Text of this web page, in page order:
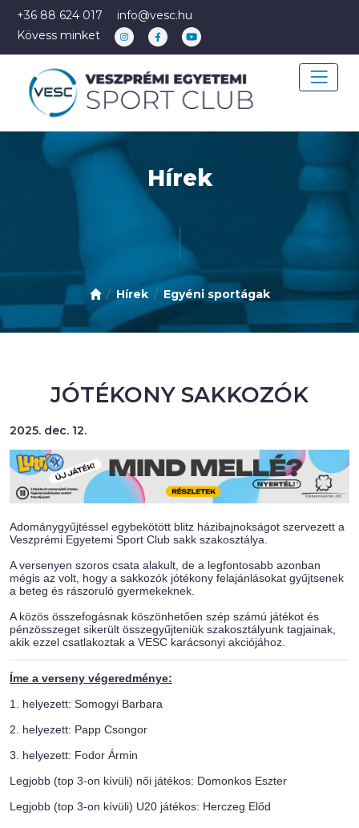
+36 88 624 017
info@vesc.hu
Kövess minket
Hírek
Hírek Egyéni sportágak
JÓTÉKONY SAKKOZÓK
2025. dec. 12.
Adománygyűjtéssel egybekötött blitz házibajnokságot szervezett a
Veszprémi Egyetemi Sport Club sakk szakosztálya.
A versenyen szoros csata alakult, de a legfontosabb azonban
mégis az volt, hogy a sakkozók jótékony felajánlásokat gyűjtsenek
a beteg és rászoruló gyermekeknek.
A közös összefogásnak köszönhetően szép számú játékot és
pénzösszeget sikerült összegyűjteniük szakosztályunk tagjainak,
akik ezzel csatlakoztak a VESC karácsonyi akciójához.
Íme a verseny végeredménye:
1. helyezett: Somogyi Barbara
2. helyezett: Papp Csongor
3. helyezett: Fodor Ármin
Legjobb (top 3-on kívüli) női játékos: Domonkos Eszter
Legjobb (top 3-on kívüli) U20 játékos: Herczeg Előd